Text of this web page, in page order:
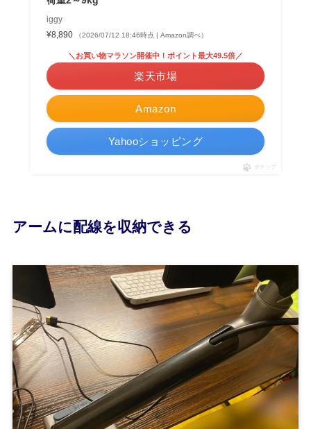
iggy
¥8,890
（2026/07/12 18:46時点 | Amazon調べ）
Amazon
＼お買い物マラソン開催中！ポイント最大49.5倍／
楽天市場
Yahooショッピング
ポチップ
アームに配線を収納できる